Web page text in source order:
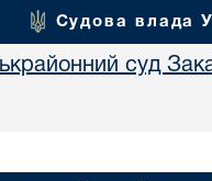
Судова влада
суд